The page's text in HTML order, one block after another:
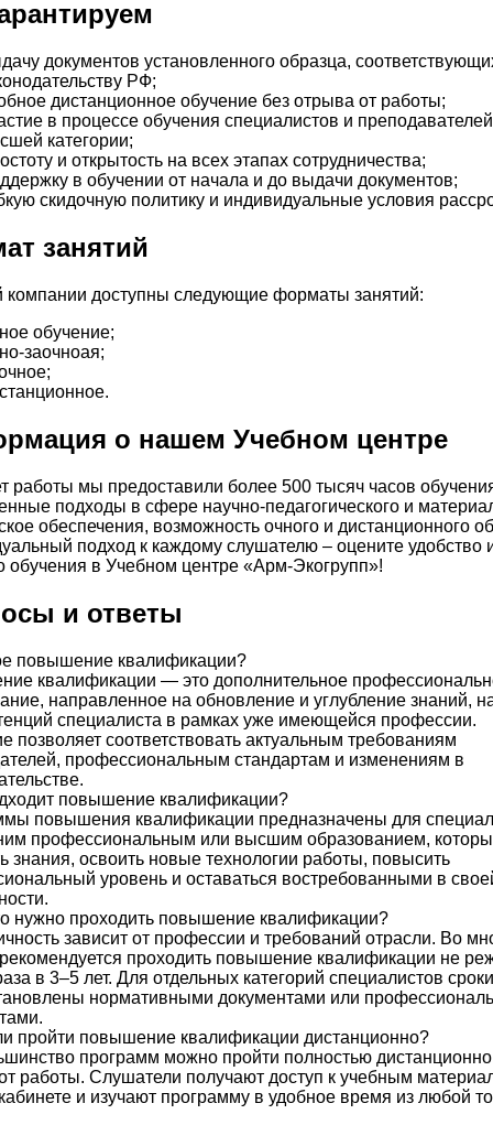
документов установленного образца,
РФ;
дистанционное обучение без отрыва от работы;
в процессе обучения специалистов и преподавателей
категории;
и открытость на всех этапах сотрудничества;
в обучении от начала и до выдачи документов;
скидочную политику и индивидуальные условия
занятий
доступны следующие форматы занятий:
обучение;
заочноая;
о нашем Учебном центре
работы мы предоставили более 500 тысяч часов
подходы в сфере научно-педагогического и
обеспечения, возможность очного и дистанционного
подход к каждому слушателю – оцените удобство
обучения в Учебном центре «Арм-Экогрупп»!
и ответы
повышение квалификации?
квалификации — это дополнительное
направленное на обновление и углубление знаний,
специалиста в рамках уже имеющейся профессии.
позволяет соответствовать актуальным требованиям
профессиональным стандартам и изменениям в
повышение квалификации?
повышения квалификации предназначены для
профессиональным или высшим образованием,
знания, освоить новые технологии работы, повысить
уровень и оставаться востребованными в
нужно проходить повышение квалификации?
зависит от профессии и требований отрасли. Во
проходить повышение квалификации не
в 3–5 лет. Для отдельных категорий специалистов
нормативными документами или
пройти повышение квалификации дистанционно?
программ можно пройти полностью дистанционно
работы. Слушатели получают доступ к учебным
и изучают программу в удобное время из любой